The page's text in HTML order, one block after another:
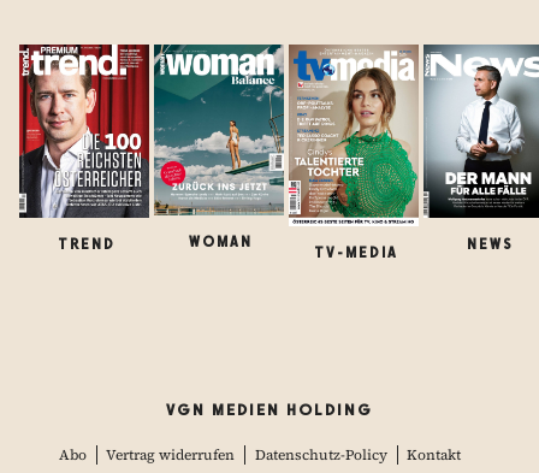
TREND WOMAN
TV-MEDIA
NEWS
VGN MEDIEN HOLDING
Abo Vertrag widerrufen Datenschutz-Policy
Kontakt